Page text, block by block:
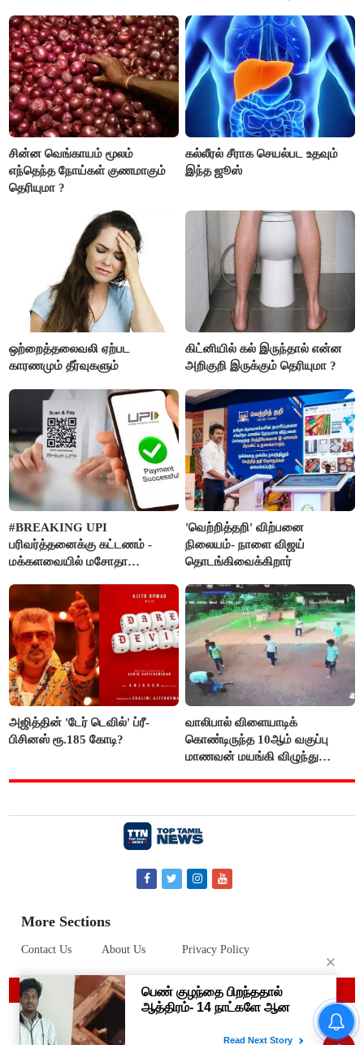
பொறுப்புகளை ஒப்படைப்பதில்
கவனம் தேவை..!
சின்ன வெங்காயம் மூலம்
எந்தெந்த நோய்கள் குணமாகும்
தெரியுமா ?
கல்லீரல் சீராக செயல்பட உதவும்
இந்த ஜூஸ்
ஒற்றைத்தலைவலி ஏற்பட
காரணமும் தீர்வுகளும்
கிட்னியில் கல் இருந்தால் என்ன
அறிகுறி இருக்கும் தெரியுமா ?
#BREAKING UPI
பரிவர்த்தனைக்கு கட்டணம் -
மக்களவையில் மசோதா
'வெற்றித்தறி' விற்பனை
நிலையம்- நாளை விஜய்
தொடங்கிவைக்கிறார்
அஜித்தின் 'டேர் டெவில்' ப்ரீ-
பிசினஸ் ரூ.185 கோடி?
வாலிபால் விளையாடிக்
கொண்டிருந்த 10ஆம் வகுப்பு
மாணவன் மயங்கி விழுந்து
More Sections
Contact Us About Us Privacy Policy
© 2019 Top Tamil News
“நிதி நிலைமை சரியான பிறகு
மற்ற திட்டங்கள் அறிவிக்கப்படும்”-